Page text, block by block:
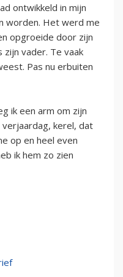
ontwikkeld in mijn
worden. Het werd me
opgroeide door zijn
zijn vader. Te vaak
Pas nu erbuiten
ik een arm om zijn
kerel, dat
op en heel even
ik hem zo zien